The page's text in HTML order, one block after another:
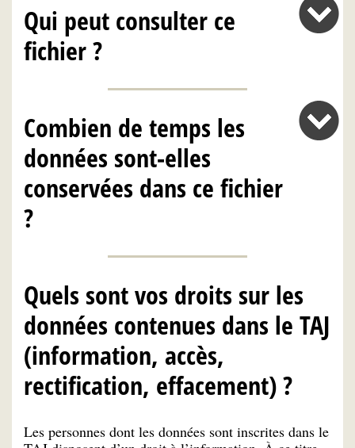
Qui peut consulter ce
fichier ?
Combien de temps les
données sont-elles
conservées dans ce fichier
?
Quels sont vos droits sur les
données contenues dans le TAJ
(information, accès,
rectification, effacement) ?
Les personnes dont les données sont inscrites dans le